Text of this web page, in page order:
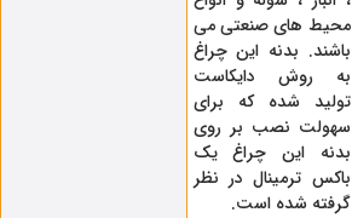
محیط های صنعتی می
باشند. بدنه این چراغ
به روش دایکاست
تولید شده که برای
سهولت نصب بر روی
بدنه این چراغ یک
باکس ترمینال در نظر
گرفته شده است.